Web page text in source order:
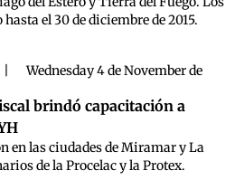
el 30 de diciembre de 2015.
Wednesday 4 de November de
brindó capacitación a
en las ciudades de Miramar y La
de la Procelac y la Protex.